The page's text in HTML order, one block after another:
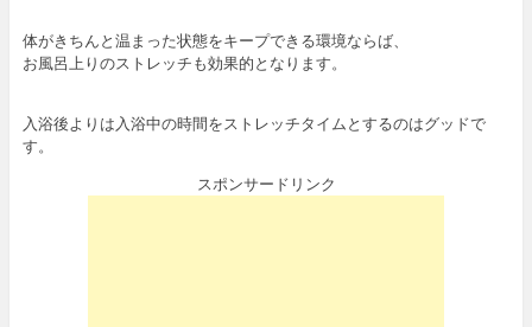
体がきちんと温まった状態をキープできる環境ならば、
お風呂上りのストレッチも効果的となります。
入浴後よりは入浴中の時間をストレッチタイムとするのはグッドで
す。
スポンサードリンク